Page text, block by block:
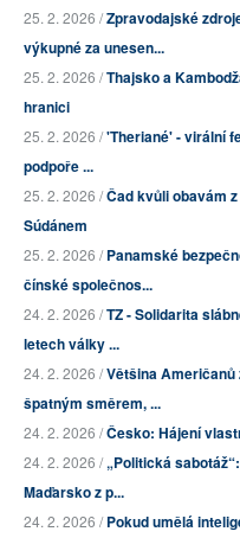
25. 2. 2026 /Zpravodajské
výkupné za unesen...
25. 2. 2026 /Thajsko a
hranici
25. 2. 2026 /'Theriané' - virální
podpoře ...
25. 2. 2026 /Čad kvůli obavám
Súdánem
25. 2. 2026 /Panamské
čínské společnos...
24. 2. 2026 /TZ - Solidarita
letech války ...
24. 2. 2026 /Většina Američanů
špatným směrem, ...
24. 2. 2026 /Česko: Hájení
24. 2. 2026 /„Politická
Maďarsko z p...
24. 2. 2026 /Pokud umělá